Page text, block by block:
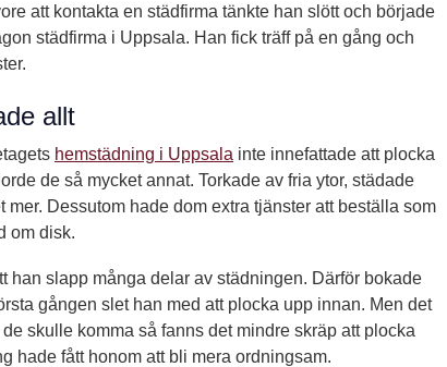
att kontakta en städfirma tänkte han slött och började
städfirma i Uppsala. Han fick träff på en gång och
allt
hemstädning i Uppsala inte innefattade att plocka
de så mycket annat. Torkade av fria ytor, städade
mer. Dessutom hade dom extra tjänster att beställa som
om disk.
han slapp många delar av städningen. Därför bokade
gången slet han med att plocka upp innan. Men det
skulle komma så fanns det mindre skräp att plocka
hade fått honom att bli mera ordningsam.